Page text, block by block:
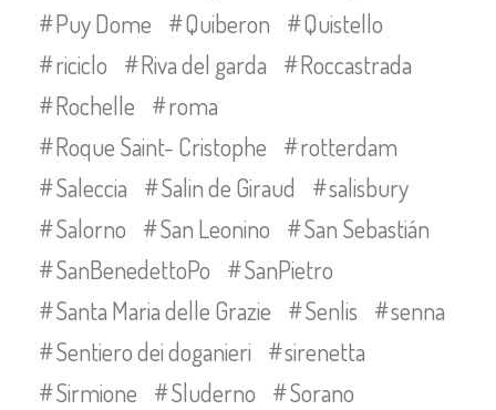
Puy Dome
Quiberon
Quistello
riciclo
Riva del garda
Roccastrada
Rochelle
roma
Roque Saint- Cristophe
rotterdam
Saleccia
Salin de Giraud
salisbury
Salorno
San Leonino
San Sebastián
SanBenedettoPo
SanPietro
Santa Maria delle Grazie
Senlis
senna
Sentiero dei doganieri
sirenetta
Sirmione
Sluderno
Sorano